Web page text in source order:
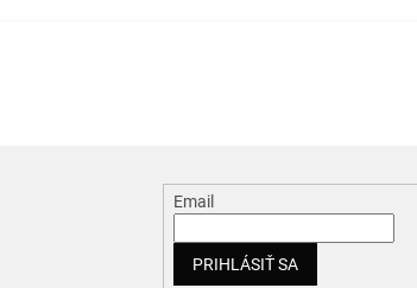
Email
PRIHLÁSIŤ SA